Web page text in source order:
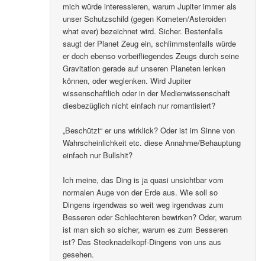
mich würde interessieren, warum Jupiter immer als
unser Schutzschild (gegen Kometen/Asteroiden
what ever) bezeichnet wird. Sicher. Bestenfalls
saugt der Planet Zeug ein, schlimmstenfalls würde
er doch ebenso vorbeifliegendes Zeugs durch seine
Gravitation gerade auf unseren Planeten lenken
können, oder weglenken. Wird Jupiter
wissenschaftlich oder in der Medienwissenschaft
diesbezüglich nicht einfach nur romantisiert?
„Beschützt“ er uns wirklick? Oder ist im Sinne von
Wahrscheinlichkeit etc. diese Annahme/Behauptung
einfach nur Bullshit?
Ich meine, das Ding is ja quasi unsichtbar vom
normalen Auge von der Erde aus. Wie soll so
Dingens irgendwas so weit weg irgendwas zum
Besseren oder Schlechteren bewirken? Oder, warum
ist man sich so sicher, warum es zum Besseren
ist? Das Stecknadelkopf-Dingens von uns aus
gesehen.